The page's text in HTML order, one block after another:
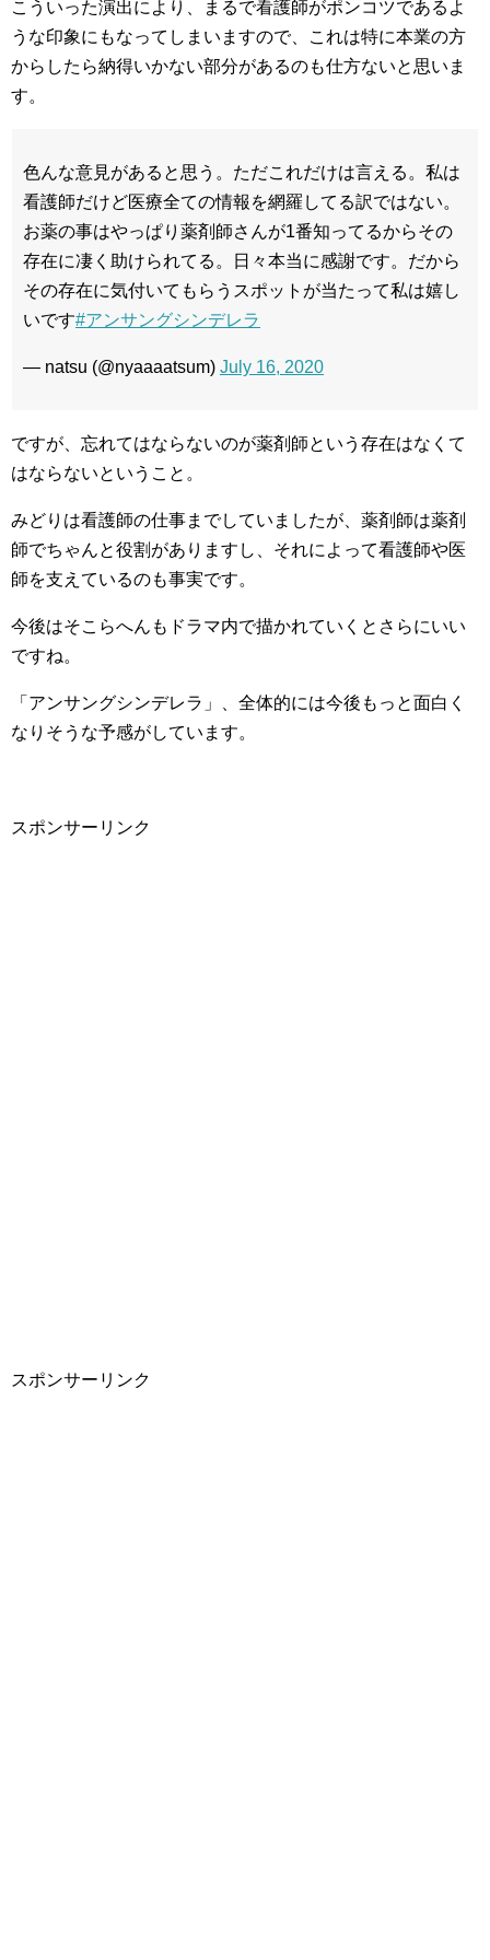
こういった演出により、まるで看護師がポンコツであるよ
うな印象にもなってしまいますので、これは特に本業の方
からしたら納得いかない部分があるのも仕方ないと思いま
す。
色んな意見があると思う。ただこれだけは言える。私は
看護師だけど医療全ての情報を網羅してる訳ではない。
お薬の事はやっぱり薬剤師さんが1番知ってるからその
存在に凄く助けられてる。日々本当に感謝です。だから
その存在に気付いてもらうスポットが当たって私は嬉し
いです#アンサングシンデレラ
— natsu (@nyaaaatsum) July 16, 2020
ですが、忘れてはならないのが薬剤師という存在はなくて
はならないということ。
みどりは看護師の仕事までしていましたが、薬剤師は薬剤
師でちゃんと役割がありますし、それによって看護師や医
師を支えているのも事実です。
今後はそこらへんもドラマ内で描かれていくとさらにいい
ですね。
「アンサングシンデレラ」、全体的には今後もっと面白く
なりそうな予感がしています。
スポンサーリンク
スポンサーリンク